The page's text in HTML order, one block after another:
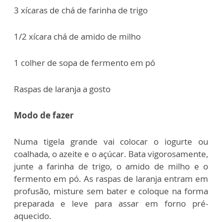
3 xícaras de chá de farinha de trigo
1/2 xícara chá de amido de milho
1 colher de sopa de fermento em pó
Raspas de laranja a gosto
Modo de fazer
Numa tigela grande vai colocar o iogurte ou
coalhada, o azeite e o açúcar. Bata vigorosamente,
junte a farinha de trigo, o amido de milho e o
fermento em pó. As raspas de laranja entram em
profusão, misture sem bater e coloque na forma
preparada e leve para assar em forno pré-
aquecido.